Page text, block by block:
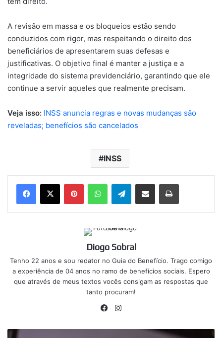
A revisão em massa e os bloqueios estão sendo
conduzidos com rigor, mas respeitando o direito dos
beneficiários de apresentarem suas defesas e
justificativas. O objetivo final é manter a justiça e a
integridade do sistema previdenciário, garantindo que ele
continue a servir aqueles que realmente precisam.
Veja isso: INSS anuncia regras e novas mudanças são
reveladas; benefícios são cancelados
INSS
PinterestWhatsAppTelegramCompartilhar via e-mail Imprimir
Diogo Sobral
Tenho 22 anos e sou redator no Guia do Benefício. Trago comigo
a experiência de 04 anos no ramo de benefícios sociais. Espero
que através de meus textos vocês consigam as respostas que
tanto procuram!
Facebook
Vazou